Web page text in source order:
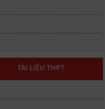
TÀI LIỆU THPT